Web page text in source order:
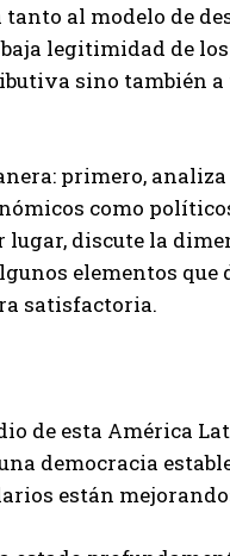
al modelo de
legitimidad de
sino también a
primero,
como
lugar, discute la
elementos que
satisfactoria.
de esta América
democracia
están